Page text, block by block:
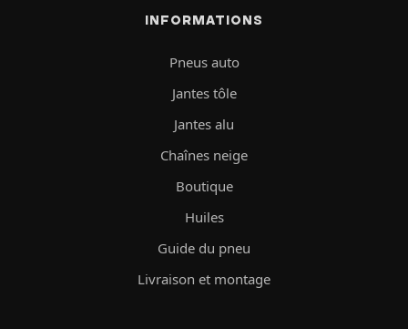
INFORMATIONS
Pneus auto
Jantes tôle
Jantes alu
Chaînes neige
Boutique
Huiles
Guide du pneu
Livraison et montage